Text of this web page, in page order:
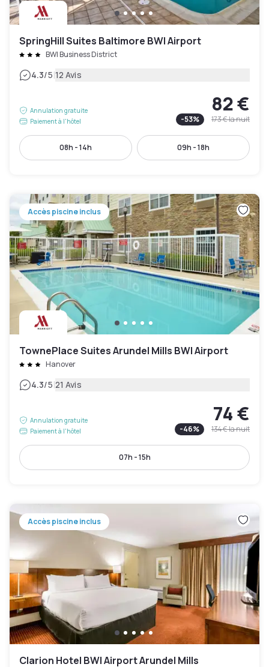
SpringHill Suites Baltimore BWI Airport
BWI Business District
4.3/5|12 Avis
Annulation gratuite
Paiement à l'hôtel
82 €
-53% 173 €la nuit
08h - 14h 09h - 18h
Accès piscine inclus
TownePlace Suites Arundel Mills BWI Airport
Hanover
4.3/5|21 Avis
Annulation gratuite
Paiement à l'hôtel
74 €
-46% 134 €la nuit
07h - 15h
Accès piscine inclus
Clarion Hotel BWI Airport Arundel Mills